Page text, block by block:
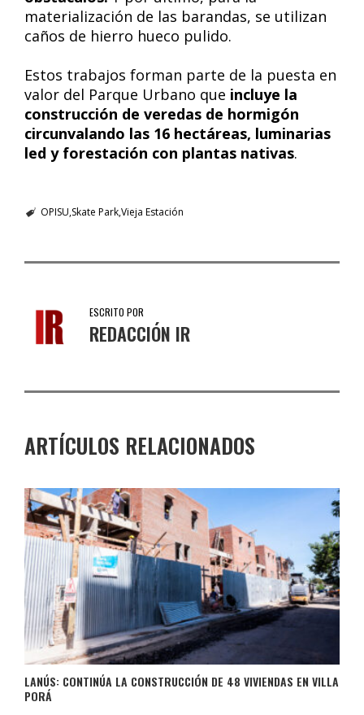
materialización de las barandas, se utilizan
caños de hierro hueco pulido.
Estos trabajos forman parte de la puesta en
valor del Parque Urbano que incluye la
construcción de veredas de hormigón
circunvalando las 16 hectáreas, luminarias
led y forestación con plantas nativas.
OPISU Skate ParkVieja Estación
ESCRITO POR
REDACCIÓN IR
ARTÍCULOS RELACIONADOS
LANÚS: CONTINÚA LA CONSTRUCCIÓN DE 48 VIVIENDAS EN VILLA
PORÁ